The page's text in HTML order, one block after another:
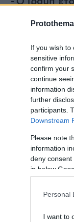
If you wish to
sensitive
confirm your
continue
information
further
participants.
Downstream
Please note
information
deny
in below
Personal
I want to
Χάος στο
παντελόνι
με κλωτσιές
Αγκάλιασε
τροχαίο